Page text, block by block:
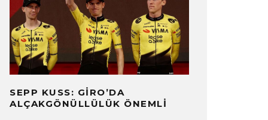
SEPP KUSS: GIRO’DA
ALÇAKGÖNÜLLÜLÜK ÖNEMLI